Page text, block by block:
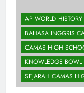
AP WORLD
BAHASA INGGRIS
CAMAS HIGH
KNOWLEDGE BOWL
SEJARAH CAMAS